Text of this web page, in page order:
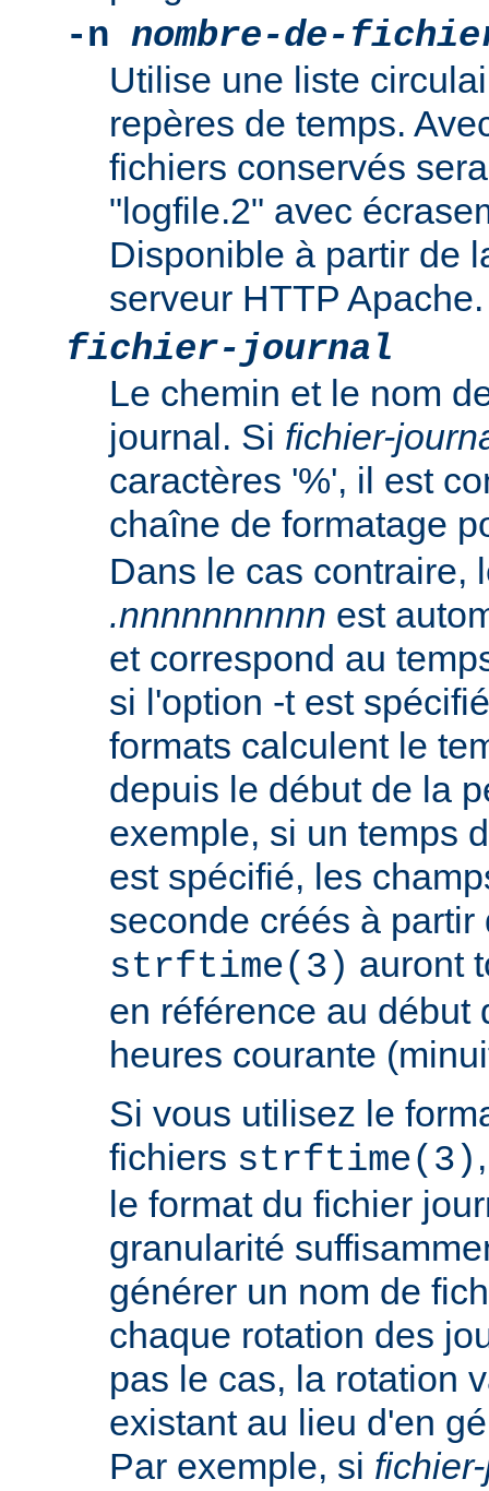
-n nombre-de-
Utilise une liste
repères de temps.
fichiers conservés
"logfile.2" avec
Disponible à partir de
serveur HTTP Apache.
fichier-journal
Le chemin et le nom
journal. Si fichier-
caractères '%', il est
chaîne de formatage
Dans le cas contraire,
.nnnnnnnnnn est
et correspond au
si l'option -t est
formats calculent le
depuis le début de la
exemple, si un temps
est spécifié, les
seconde créés à partir
strftime(3) auront
en référence au début
heures courante
Si vous utilisez le
fichiers strftime(3)
le format du fichier
granularité
générer un nom de
chaque rotation des
pas le cas, la rotation
existant au lieu d'en
Par exemple, si